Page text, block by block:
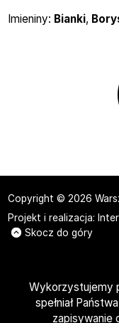
Wykorzystujemy
spełniał
zapisywanie
Imieniny
Imieniny: Bianki,
Copyright © 2026
Projekt i realizacja:
Skocz do góry